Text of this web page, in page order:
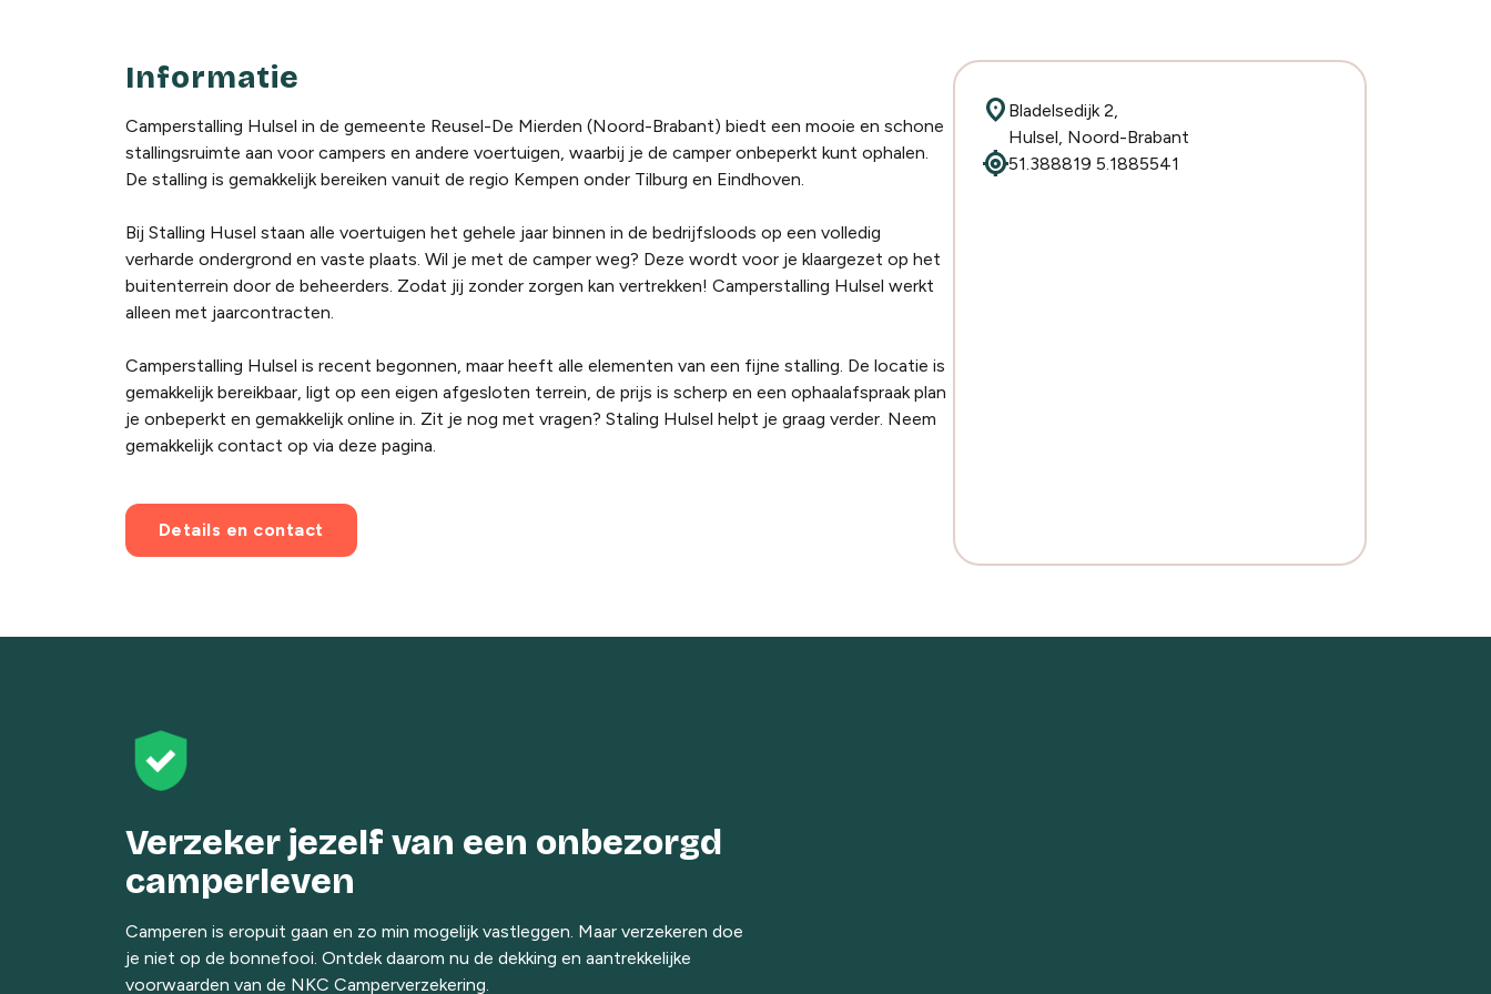
Informatie
Camperstalling Hulsel in de gemeente Reusel-De Mierden (Noord-Brabant) biedt een mooie en schone
stallingsruimte aan voor campers en andere voertuigen, waarbij je de camper onbeperkt kunt ophalen.
De stalling is gemakkelijk bereiken vanuit de regio Kempen onder Tilburg en Eindhoven.
Bij Stalling Husel staan alle voertuigen het gehele jaar binnen in de bedrijfsloods op een volledig
verharde ondergrond en vaste plaats. Wil je met de camper weg? Deze wordt voor je klaargezet op het
buitenterrein door de beheerders. Zodat jij zonder zorgen kan vertrekken! Camperstalling Hulsel werkt
alleen met jaarcontracten.
Camperstalling Hulsel is recent begonnen, maar heeft alle elementen van een fijne stalling. De locatie is
gemakkelijk bereikbaar, ligt op een eigen afgesloten terrein, de prijs is scherp en een ophaalafspraak plan
je onbeperkt en gemakkelijk online in. Zit je nog met vragen? Staling Hulsel helpt je graag verder. Neem
gemakkelijk contact op via deze pagina.
Details en contact
location_on Bladelsedijk 2,
Hulsel, Noord-Brabant
my_location51.388819 5.1885541
Verzeker jezelf van een onbezorgd
camperleven
Camperen is eropuit gaan en zo min mogelijk vastleggen. Maar verzekeren doe
je niet op de bonnefooi. Ontdek daarom nu de dekking en aantrekkelijke
voorwaarden van de NKC Camperverzekering.